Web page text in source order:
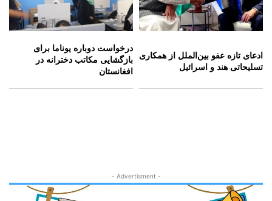
ادعای تازه عفو بین‌الملل از همکاری
تسلیحاتی هند و اسرائیل
درخواست دوباره یوناما برای
بازگشایی مکاتب دخترانه در
افغانستان
- Advertisment -